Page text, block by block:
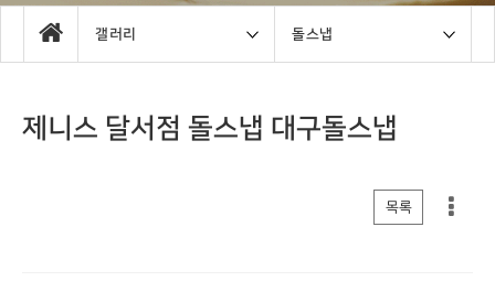
갤러리 돌스냅
제니스 달서점 돌스냅 대구돌스냅
목록